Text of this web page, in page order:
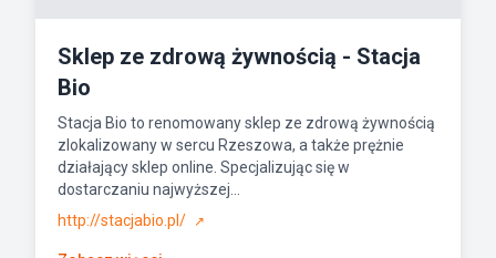
Sklep ze zdrową żywnością - Stacja
Bio
Stacja Bio to renomowany sklep ze zdrową żywnością
zlokalizowany w sercu Rzeszowa, a także prężnie
działający sklep online. Specjalizując się w
dostarczaniu najwyższej...
http://stacjabio.pl/
↗